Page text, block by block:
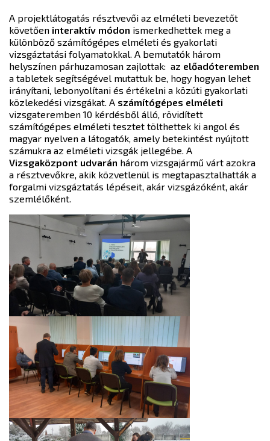
A projektlátogatás résztvevői az elméleti bevezetőt
követően interaktív módon ismerkedhettek meg a
különböző számítógépes elméleti és gyakorlati
vizsgáztatási folyamatokkal. A bemutatók három
helyszínen párhuzamosan zajlottak: az előadóteremben
a tabletek segítségével mutattuk be, hogy hogyan lehet
irányítani, lebonyolítani és értékelni a közúti gyakorlati
közlekedési vizsgákat. A számítógépes elméleti
vizsgateremben 10 kérdésből álló, rövidített
számítógépes elméleti tesztet tölthettek ki angol és
magyar nyelven a látogatók, amely betekintést nyújtott
számukra az elméleti vizsgák jellegébe. A
Vizsgaközpont udvarán három vizsgajármű várt azokra
a résztvevőkre, akik közvetlenül is megtapasztalhatták a
forgalmi vizsgáztatás lépéseit, akár vizsgázóként, akár
szemlélőként.